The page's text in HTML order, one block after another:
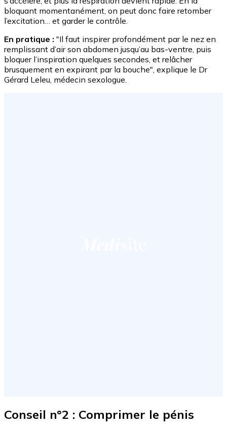
bloquant momentanément, on peut donc faire retomber
l’excitation… et garder le contrôle.
En pratique : "Il faut inspirer profondément par le nez en
remplissant d’air son abdomen jusqu’au bas-ventre, puis
bloquer l’inspiration quelques secondes, et relâcher
brusquement en expirant par la bouche", explique le Dr
Gérard Leleu, médecin sexologue.
Conseil n°2 : Comprimer le pénis